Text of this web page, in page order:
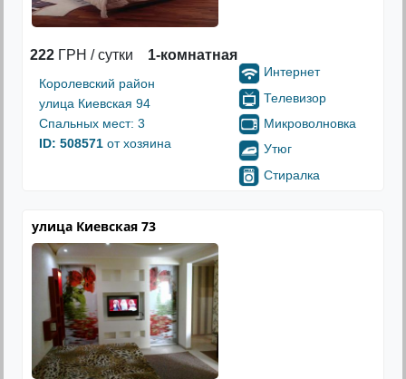
222 ГРН / сутки 1-комнатная
Королевский район
улица Киевская 94
Спальных мест: 3
ID: 508571 от хозяина
Интернет
Телевизор
Микроволновка
Утюг
Стиралка
улица Киевская 73